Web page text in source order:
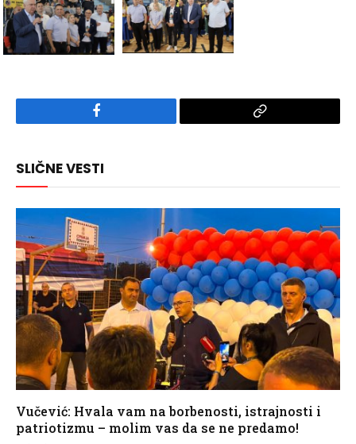
Facebook
Copy
SLIČNE VESTI
Vučević: Hvala vam na borbenosti, istrajnosti i
patriotizmu – molim vas da se ne predamo!